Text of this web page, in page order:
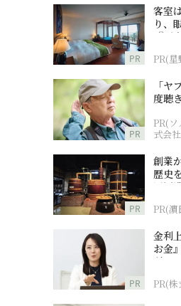
PR
客室
り、
『西
PR(
PR
「
度聴
ャレ
PR(
式会
PR
創業
歴史
田酒造
PR(
PR
金利
お金
討
PR(